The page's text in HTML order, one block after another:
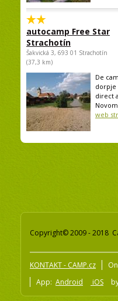
autocamp Free Star
Strachotín
Šakvická 3, 693 01 Strachotín
(37,3 km)
De
dorpje
direct
web
Copyright© 2009 - 2018
KONTAKT - CAMP.cz
App: Android iOS